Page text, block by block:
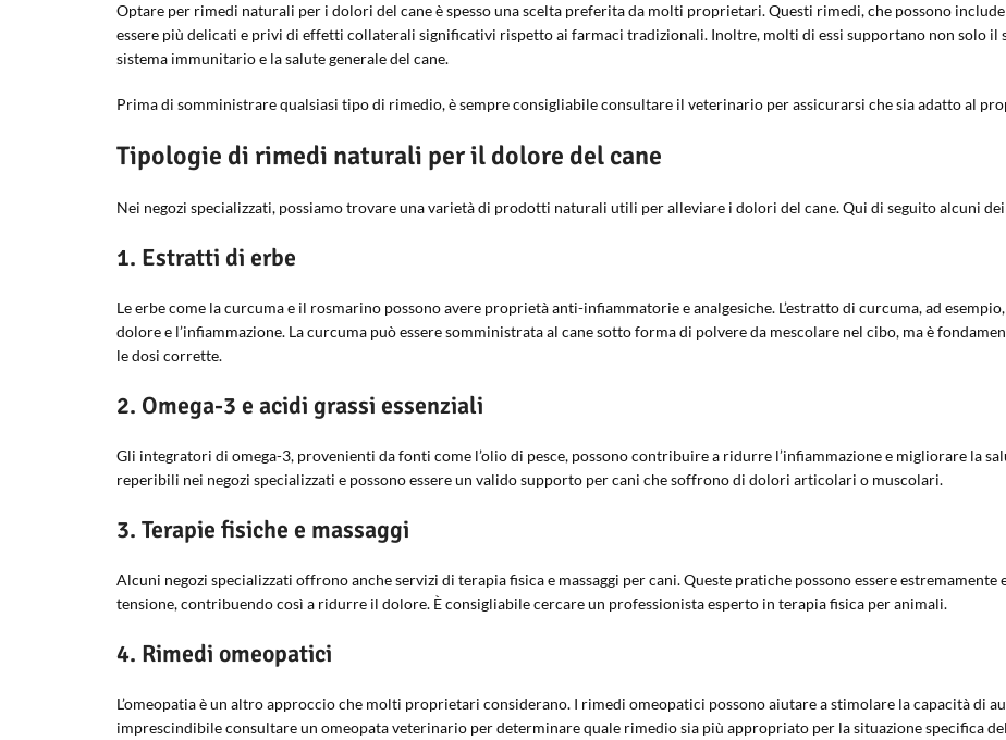
Optare per rimedi naturali per i dolori del cane è spesso una scelta preferita da molti proprietari. Questi rimedi, che possono
essere più delicati e privi di effetti collaterali significativi rispetto ai farmaci tradizionali. Inoltre, molti di essi supportano non solo il
sistema immunitario e la salute generale del cane.
Prima di somministrare qualsiasi tipo di rimedio, è sempre consigliabile consultare il veterinario per assicurarsi che sia adatto al
Tipologie di rimedi naturali per il dolore del cane
Nei negozi specializzati, possiamo trovare una varietà di prodotti naturali utili per alleviare i dolori del cane. Qui di seguito alcuni
1. Estratti di erbe
Le erbe come la curcuma e il rosmarino possono avere proprietà anti-infiammatorie e analgesiche. L’estratto di curcuma, ad
dolore e l’infiammazione. La curcuma può essere somministrata al cane sotto forma di polvere da mescolare nel cibo, ma è
le dosi corrette.
2. Omega-3 e acidi grassi essenziali
Gli integratori di omega-3, provenienti da fonti come l’olio di pesce, possono contribuire a ridurre l’infiammazione e migliorare la
reperibili nei negozi specializzati e possono essere un valido supporto per cani che soffrono di dolori articolari o muscolari.
3. Terapie fisiche e massaggi
Alcuni negozi specializzati offrono anche servizi di terapia fisica e massaggi per cani. Queste pratiche possono essere
tensione, contribuendo così a ridurre il dolore. È consigliabile cercare un professionista esperto in terapia fisica per animali.
4. Rimedi omeopatici
L’omeopatia è un altro approccio che molti proprietari considerano. I rimedi omeopatici possono aiutare a stimolare la capacità di
imprescindibile consultare un omeopata veterinario per determinare quale rimedio sia più appropriato per la situazione specifica